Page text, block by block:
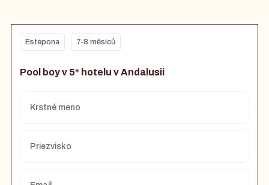
Estepona 7-8 měsíců
Pool boy v 5* hotelu v Andalusii